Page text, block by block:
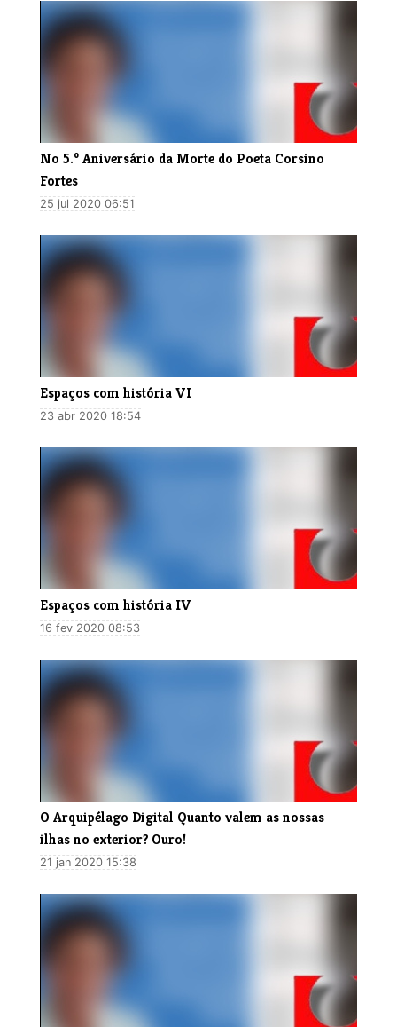
No 5.º Aniversário da Morte do Poeta Corsino
Fortes
25 jul 2020 06:51
Espaços com história VI
23 abr 2020 18:54
Espaços com história IV
16 fev 2020 08:53
O Arquipélago Digital Quanto valem as nossas
ilhas no exterior? Ouro!
21 jan 2020 15:38